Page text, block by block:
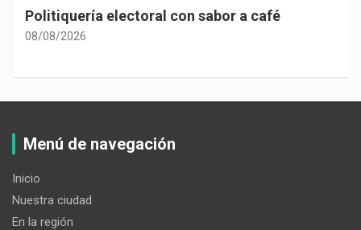
Politiquería electoral con sabor a café
08/08/2026
Menú de navegación
Inicio
Nuestra ciudad
En la región